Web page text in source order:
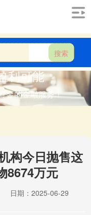
搜索
利可能
金的金融服务！
构今日抛售这
8674万元
日期：2025-06-29